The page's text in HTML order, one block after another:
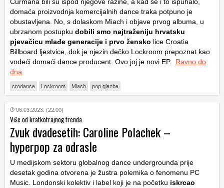
domaća proizvodnja komercijalnih dance traka potpuno je
obustavljena. No, s dolaskom Miach i objave prvog albuma, u
ubrzanom postupku dobili smo najtraženiju hrvatsku
pjevačicu mlađe generacije i prvo žensko lice Croatia
Billboard ljestvice, dok je njezin dečko Lockroom prepoznat kao
vodeći domaći dance producent. Ovo joj je novi EP. Ravno do
dna
crodance Lockroom Miach pop glazba
06.03.2023. (22:00)
Više od kratkotrajnog trenda
Zvuk dvadesetih: Caroline Polachek –
hyperpop za odrasle
U medijskom sektoru globalnog dance undergrounda prije
desetak godina otvorena je žustra polemika o fenomenu PC
Music. Londonski kolektiv i label koji je na početku iskrcao